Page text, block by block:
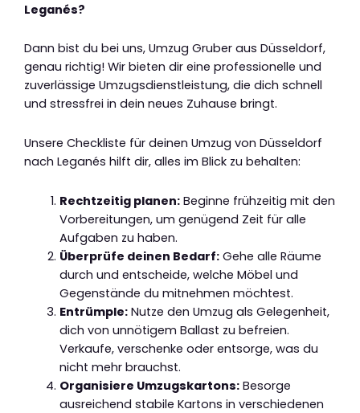
Leganés?
Dann bist du bei uns, Umzug Gruber aus Düsseldorf,
genau richtig! Wir bieten dir eine professionelle und
zuverlässige Umzugsdienstleistung, die dich schnell
und stressfrei in dein neues Zuhause bringt.
Unsere Checkliste für deinen Umzug von Düsseldorf
nach Leganés hilft dir, alles im Blick zu behalten:
Rechtzeitig planen:Beginne frühzeitig mit den
Vorbereitungen, um genügend Zeit für alle
Aufgaben zu haben.
Überprüfe deinen Bedarf:Gehe alle Räume
durch und entscheide, welche Möbel und
Gegenstände du mitnehmen möchtest.
Entrümple:Nutze den Umzug als Gelegenheit,
dich von unnötigem Ballast zu befreien.
Verkaufe, verschenke oder entsorge, was du
nicht mehr brauchst.
Organisiere Umzugskartons:Besorge
ausreichend stabile Kartons in verschiedenen